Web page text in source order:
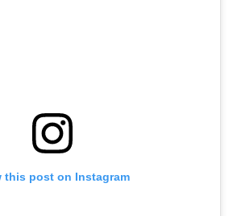
this post on Instagram